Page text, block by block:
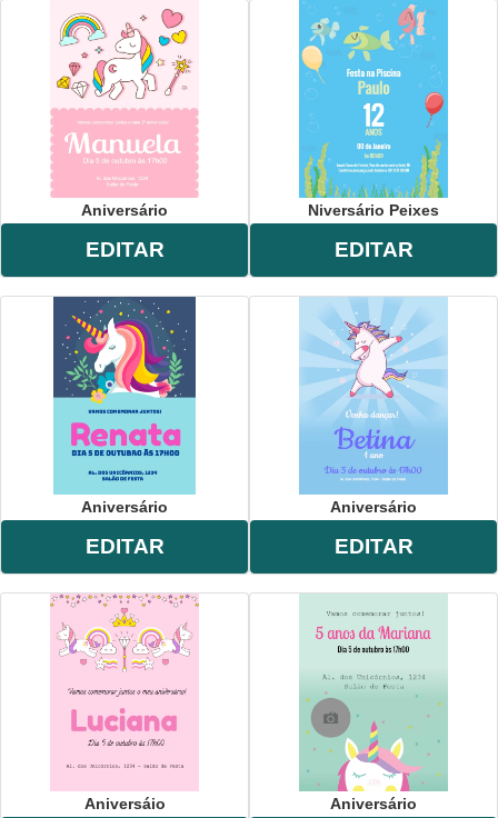
Aniversário
EDITAR
Niversário Peixes
EDITAR
Aniversário
EDITAR
Aniversário
EDITAR
Aniversáio Aniversário